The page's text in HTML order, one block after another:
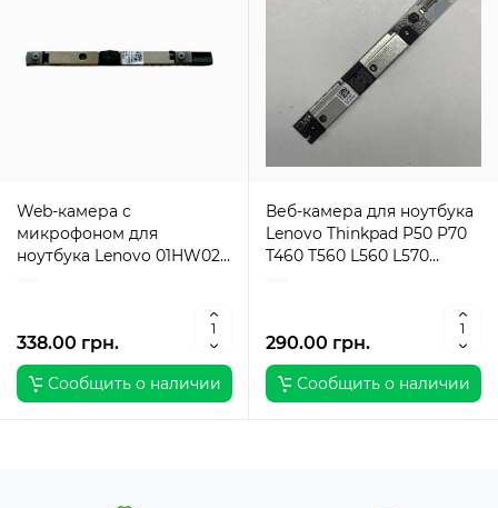
Web-камера с
микрофоном для
ноутбука Lenovo 01HW027,
338.00 грн.
Сообщить о наличии
Веб-камера для ноутбука
Lenovo Thinkpad P50 P70
T460 T560 L560 L570
290.00 грн.
Сообщить о наличии